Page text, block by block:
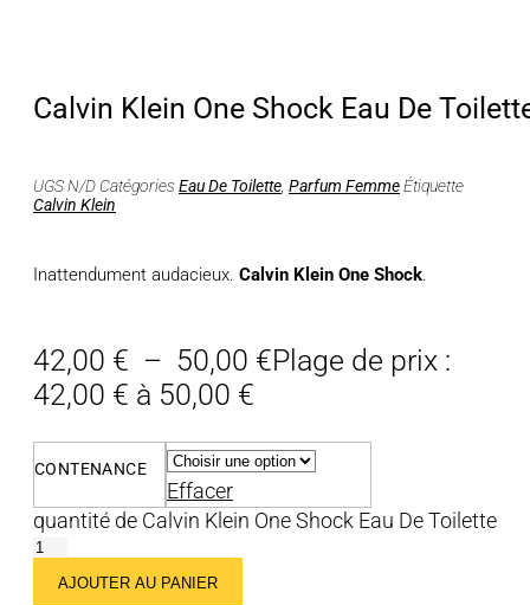
Calvin Klein One Shock Eau De
UGSN/D CatégoriesEau De Toilette Parfum FemmeÉtiquette
Calvin Klein
Inattendument audacieux. Calvin Klein One Shock.
42,00 € – 50,00 €Plage de prix :
42,00 € à 50,00 €
CONTENANCE
Effacer
quantité de Calvin Klein One Shock Eau De Toilette
AJOUTER AU PANIER